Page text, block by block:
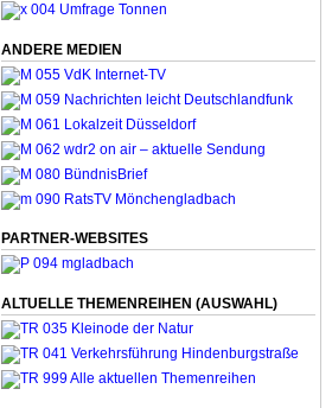
ANDERE MEDIEN
PARTNER-WEBSITES
ALTUELLE THEMENREIHEN (AUSWAHL)